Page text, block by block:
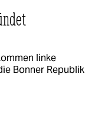
linke
Bonner Republik